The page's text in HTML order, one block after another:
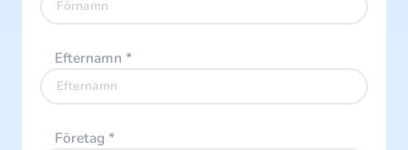
Efternamn *
Företag *